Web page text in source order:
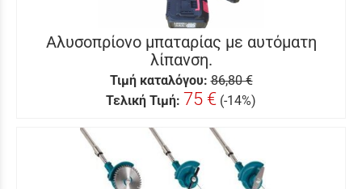
Αλυσοπρίονο μπαταρίας με αυτόματη
λίπανση.
Τιμή καταλόγου: 86,80 €
Τελική Τιμή: 75 € (-14%)